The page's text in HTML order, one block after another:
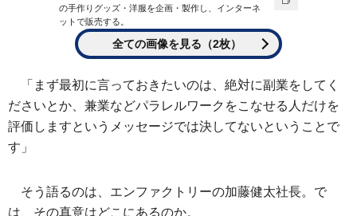
の手作りグッズ・洋服を企画・製作し、インターネ
ットで販売する。
全ての画像を見る（2枚）
「まず最初に言っておきたいのは、絶対に副業をしてく
ださいとか、兼業などパラレルワークをこなせる人だけを
評価しますというメッセージでは決してないということで
す」
そう語るのは、エンファクトリーの加藤健太社長。で
は、その真意はどこにあるのか。